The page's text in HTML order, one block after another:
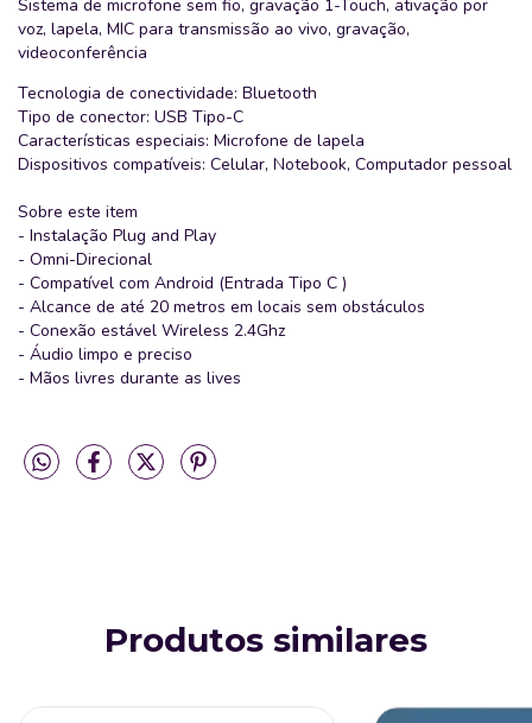
Sistema de microfone sem fio, gravação 1-Touch, ativação por
voz, lapela, MIC para transmissão ao vivo, gravação,
videoconferência
Tecnologia de conectividade: Bluetooth
Tipo de conector: USB Tipo-C
Características especiais: Microfone de lapela
Dispositivos compatíveis: Celular, Notebook, Computador pessoal
Sobre este item
- Instalação Plug and Play
- Omni-Direcional
- Compatível com Android (Entrada Tipo C )
- Alcance de até 20 metros em locais sem obstáculos
- Conexão estável Wireless 2.4Ghz
- Áudio limpo e preciso
- Mãos livres durante as lives
Produtos similares